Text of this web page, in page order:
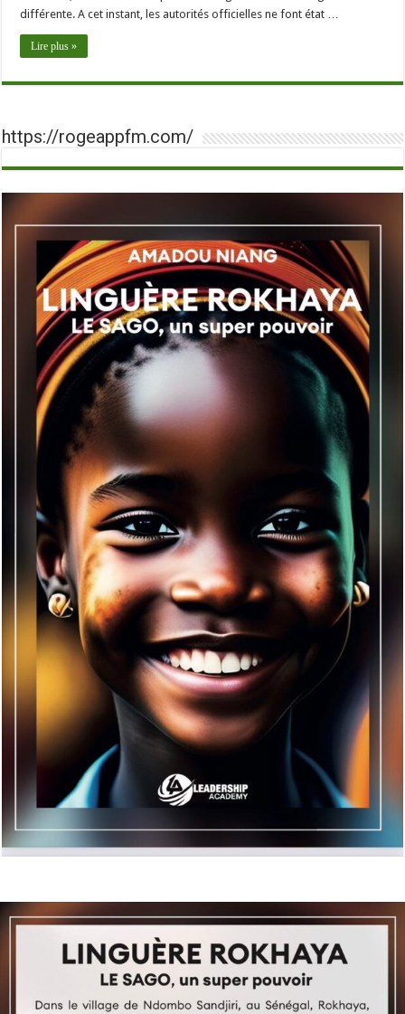
différente. A cet instant, les autorités officielles ne font état …
Lire plus »
https://rogeappfm.com/